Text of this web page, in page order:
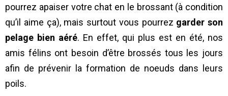
pourrez apaiser votre chat en le brossant (à condition
qu’il aime ça), mais surtout vous pourrez garder son
pelage bien aéré. En effet, qui plus est en été, nos
amis félins ont besoin d’être brossés tous les jours
afin de prévenir la formation de noeuds dans leurs
poils.